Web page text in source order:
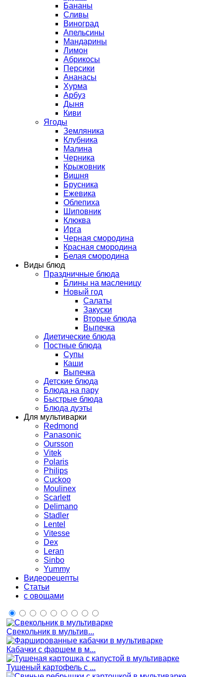
Бананы
Сливы
Виноград
Апельсины
Мандарины
Лимон
Абрикосы
Персики
Ананасы
Хурма
Арбуз
Дыня
Киви
Ягоды
Земляника
Клубника
Малина
Черника
Крыжовник
Вишня
Брусника
Ежевика
Облепиха
Шиповник
Клюква
Ирга
Черная смородина
Красная смородина
Белая смородина
Виды блюд
Праздничные блюда
Блины на масленицу
Новый год
Салаты
Закуски
Вторые блюда
Выпечка
Диетические блюда
Постные блюда
Супы
Каши
Выпечка
Детские блюда
Блюда на пару
Быстрые блюда
Блюда дуэты
Для мультиварки
Redmond
Panasonic
Oursson
Vitek
Polaris
Philips
Cuckoo
Moulinex
Scarlett
Delimano
Stadler
Lentel
Vitesse
Dex
Leran
Sinbo
Yummy
Видеорецепты
Статьи
с овощами
Свекольник в мультив...
Кабачки с фаршем в м...
Тушеный картофель с ...